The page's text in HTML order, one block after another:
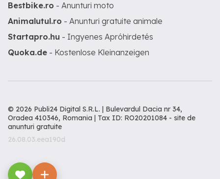
Bestbike.ro - Anunturi moto
Animalutul.ro - Anunturi gratuite animale
Startapro.hu - Ingyenes Apróhirdetés
Quoka.de - Kostenlose Kleinanzeigen
© 2026 Publi24 Digital S.R.L. | Bulevardul Dacia nr 34,
Oradea 410346, Romania | Tax ID: RO20201084 - site de
anunturi gratuite
26.08.03.eea190d